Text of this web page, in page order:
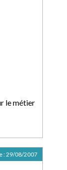
le métier
:29/08/2007